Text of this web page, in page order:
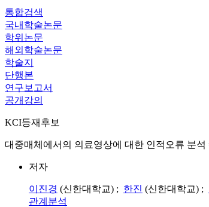
통합검색
국내학술논문
학위논문
해외학술논문
학술지
단행본
연구보고서
공개강의
KCI등재후보
대중매체에서의 의료영상에 대한 인적오류 분석
저자
이진경 (신한대학교) ; 한진 (신한대학교) ;
관계분석